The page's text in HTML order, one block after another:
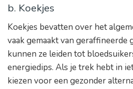
b. Koekjes
Koekjes bevatten over het
vaak gemaakt van geraffineerde
kunnen ze leiden tot
energiedips. Als je trek hebt in
kiezen voor een gezonder